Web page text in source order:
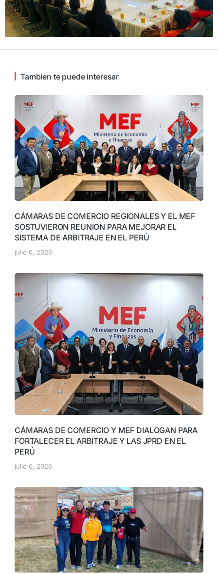
Tambien te puede interesar
CÁMARAS DE COMERCIO REGIONALES Y EL MEF
SOSTUVIERON REUNION PARA MEJORAR EL
SISTEMA DE ARBITRAJE EN EL PERÚ
julio 6, 2026
CÁMARAS DE COMERCIO Y MEF DIALOGAN PARA
FORTALECER EL ARBITRAJE Y LAS JPRD EN EL
PERÚ
julio 6, 2026